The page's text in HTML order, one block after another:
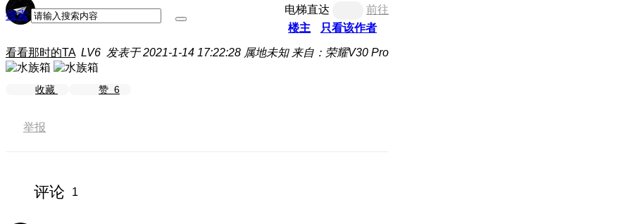
搜索 电梯直达
前往
楼主
只看该作者
看看那时的TA LV6 发表于 2021-1-14 17:22:28 属地未知 来自：荣耀V30 Pro
收藏 赞 6
举报
评论 1